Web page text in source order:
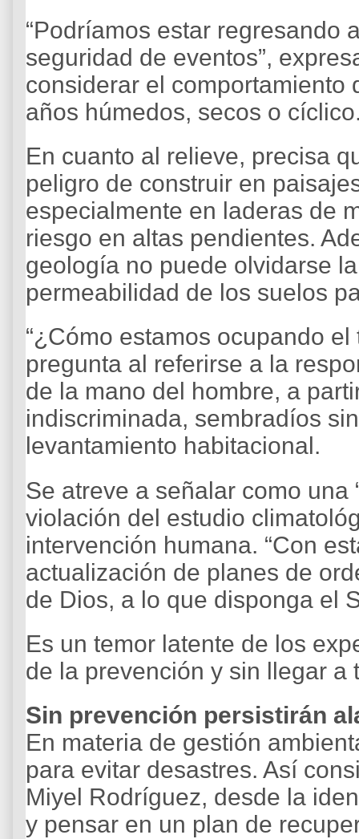
“Podríamos estar regresando
seguridad de eventos”,
considerar el comportamiento
años húmedos, secos o
En cuanto al relieve, precisa
peligro de construir en
especialmente en laderas de
riesgo en altas pendientes.
geología no puede olvidarse
permeabilidad de los suelos
“¿Cómo estamos ocupando
pregunta al referirse a la
de la mano del hombre, a
indiscriminada, sembradíos
levantamiento habitacional.
Se atreve a señalar como una
violación del estudio
intervención humana. “Con
actualización de planes de
de Dios, a lo que disponga el
Es un temor latente de los
de la prevención y sin llegar
Sin prevención persistirán
En materia de gestión
para evitar desastres. Así
Miyel Rodríguez, desde la
y pensar en un plan de